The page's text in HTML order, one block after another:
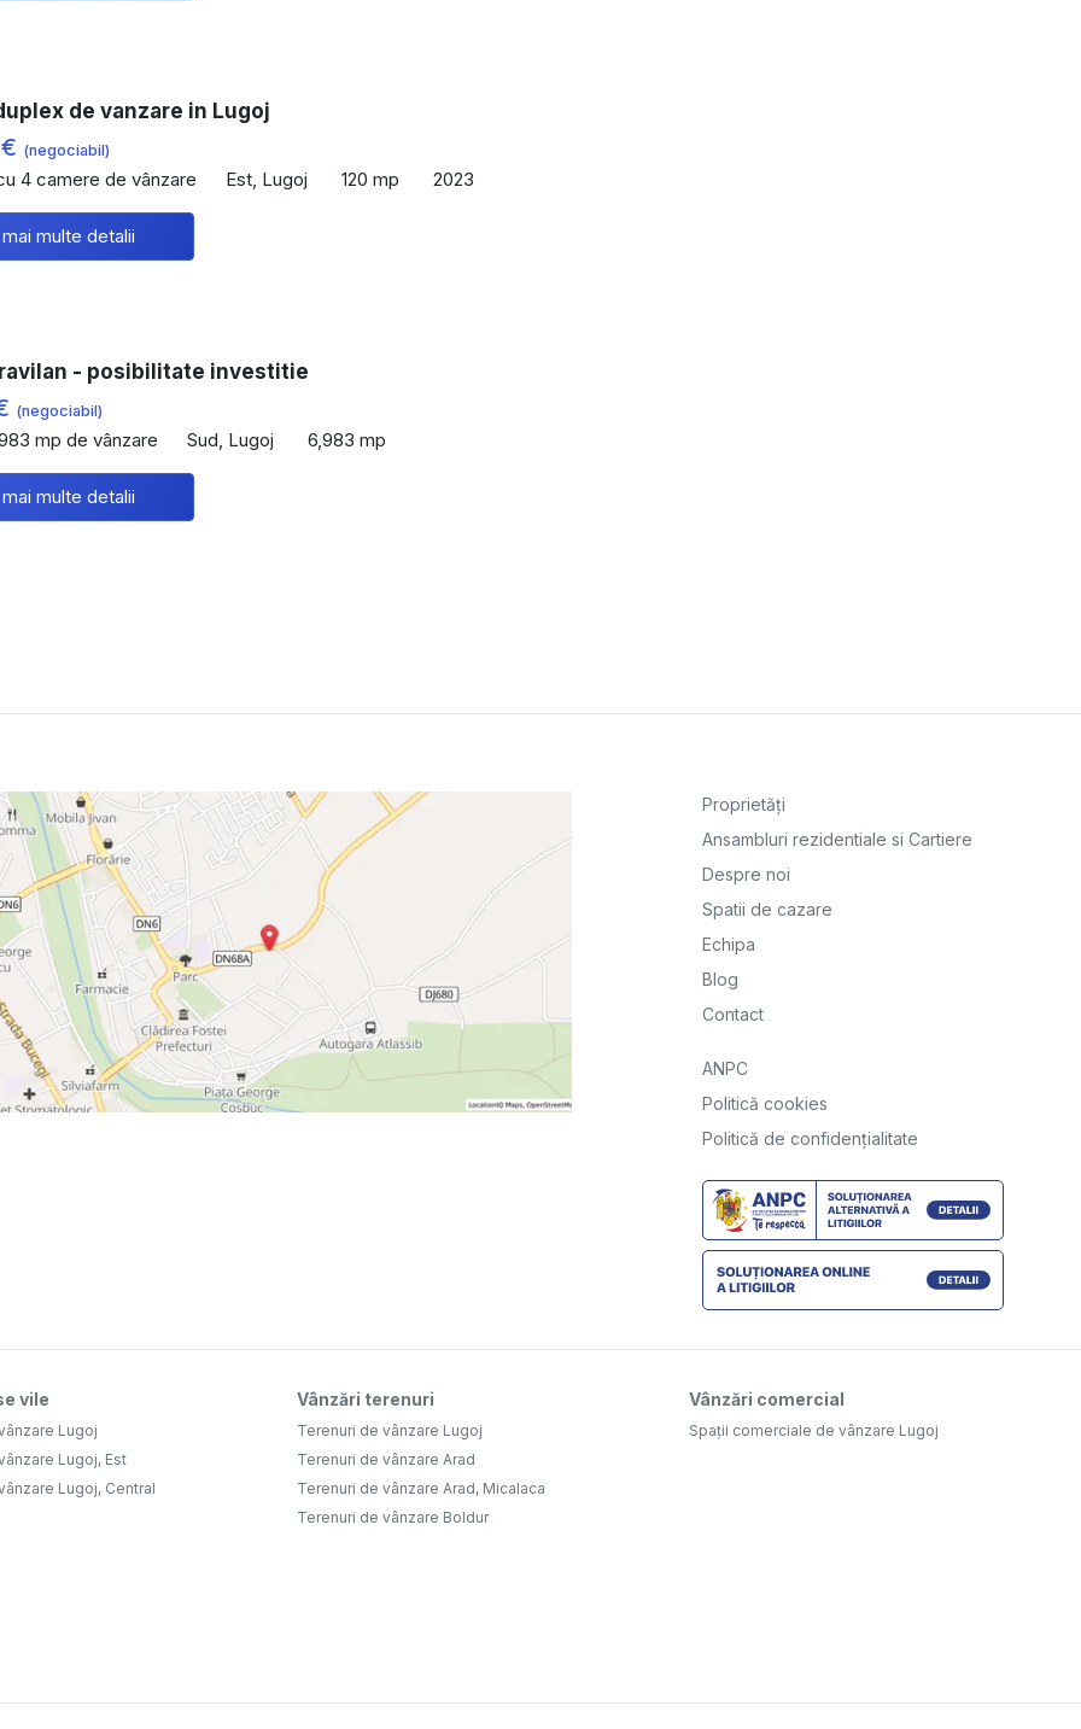
de vanzare in Lugoj
(negociabil)
4 camere de vânzare Est, Lugoj 120 mp 2023
multe detalii
- posibilitate investitie
(negociabil)
mp de vânzare Sud, Lugoj 6,983 mp
multe detalii
Proprietăți
Ansambluri rezidentiale si Cartiere
Despre noi
Spatii de cazare
Echipa
Blog
Contact
ANPC
Politică cookies
Politică de confidențialitate
vile
Lugoj
Lugoj, Est
Lugoj, Central
Vânzări terenuri
Terenuri de vânzare Lugoj
Terenuri de vânzare Arad
Terenuri de vânzare Arad, Micalaca
Terenuri de vânzare Boldur
Vânzări comercial
Spații comerciale de vânzare Lugoj